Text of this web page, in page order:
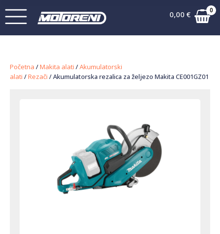
0,00 € 0
Početna /Makita alati /Akumulatorski
alati /Rezači / Akumulatorska rezalica za željezo Makita CE001GZ01